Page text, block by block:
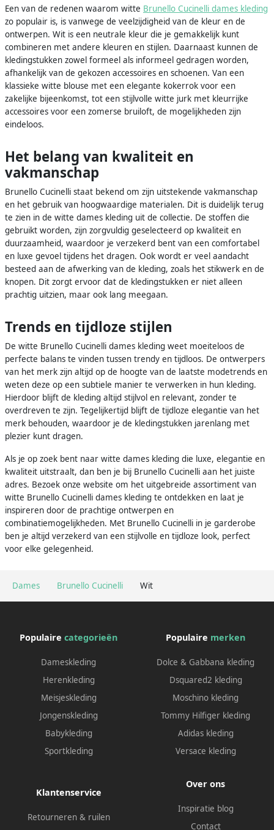
Dames Brunello Cucinelli Wit
Een van de redenen waarom witte Brunello Cucinelli dames kleding
zo populair is, is vanwege de veelzijdigheid van de kleur en de
ontwerpen. Wit is een neutrale kleur die je gemakkelijk kunt
combineren met andere kleuren en stijlen. Daarnaast kunnen de
kledingstukken zowel formeel als informeel gedragen worden,
afhankelijk van de gekozen accessoires en schoenen. Van een
klassieke witte blouse met een elegante kokerrok voor een
zakelijke bijeenkomst, tot een stijlvolle witte jurk met kleurrijke
accessoires voor een zomerse bruiloft, de mogelijkheden zijn
eindeloos.
Het belang van kwaliteit en
vakmanschap
Brunello Cucinelli staat bekend om zijn uitstekende vakmanschap
en het gebruik van hoogwaardige materialen. Dit is duidelijk terug
te zien in de witte dames kleding uit de collectie. De stoffen die
gebruikt worden, zijn zorgvuldig geselecteerd op kwaliteit en
duurzaamheid, waardoor je verzekerd bent van een comfortabel
en luxe gevoel tijdens het dragen. Ook wordt er veel aandacht
besteed aan de afwerking van de kleding, zoals het stikwerk en de
knopen. Dit zorgt ervoor dat de kledingstukken er niet alleen
prachtig uitzien, maar ook lang meegaan.
Trends en tijdloze stijlen
De witte Brunello Cucinelli dames kleding weet moeiteloos de
perfecte balans te vinden tussen trendy en tijdloos. De ontwerpers
van het merk zijn altijd op de hoogte van de laatste modetrends en
weten deze op een subtiele manier te verwerken in hun kleding.
Hierdoor blijft de kleding altijd stijlvol en relevant, zonder te
overdreven te zijn. Tegelijkertijd blijft de tijdloze elegantie van het
merk behouden, waardoor je de kledingstukken jarenlang met
plezier kunt dragen.
Als je op zoek bent naar witte dames kleding die luxe, elegantie en
kwaliteit uitstraalt, dan ben je bij Brunello Cucinelli aan het juiste
adres. Bezoek onze website om het uitgebreide assortiment van
witte Brunello Cucinelli dames kleding te ontdekken en laat je
inspireren door de prachtige ontwerpen en
combinatiemogelijkheden. Met Brunello Cucinelli in je garderobe
ben je altijd verzekerd van een stijlvolle en tijdloze look, perfect
voor elke gelegenheid.
Populaire categorieën
Dameskleding
Herenkleding
Meisjeskleding
Jongenskleding
Babykleding
Sportkleding
Populaire merken
Dolce & Gabbana kleding
Dsquared2 kleding
Moschino kleding
Tommy Hilfiger kleding
Adidas kleding
Versace kleding
Klantenservice
Retourneren & ruilen
Over ons
Inspiratie blog
Contact